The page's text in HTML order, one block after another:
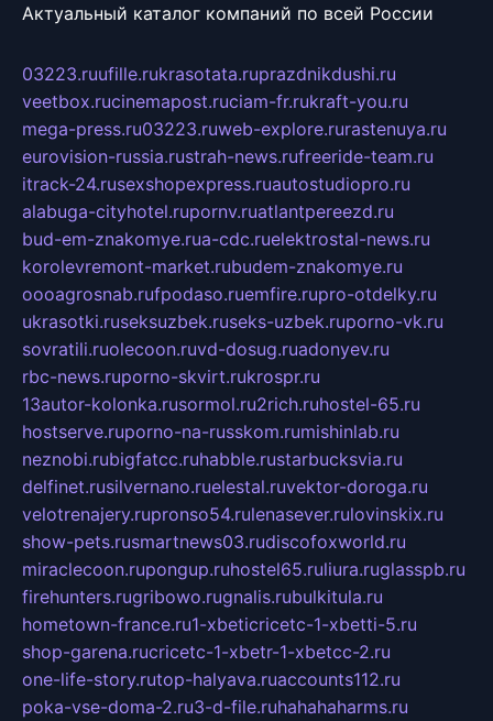
Актуальный каталог компаний по всей России
03223.ruufille.rukrasotata.ruprazdnikdushi.ru
veetbox.rucinemapost.ruciam-fr.rukraft-you.ru
mega-press.ru03223.ruweb-explore.rurastenuya.ru
eurovision-russia.rustrah-news.rufreeride-team.ru
itrack-24.rusexshopexpress.ruautostudiopro.ru
alabuga-cityhotel.rupornv.ruatlantpereezd.ru
bud-em-znakomye.rua-cdc.ruelektrostal-news.ru
korolevremont-market.rubudem-znakomye.ru
oooagrosnab.rufpodaso.ruemfire.rupro-otdelky.ru
ukrasotki.ruseksuzbek.ruseks-uzbek.ruporno-vk.ru
sovratili.ruolecoon.ruvd-dosug.ruadonyev.ru
rbc-news.ruporno-skvirt.rukrospr.ru
13autor-kolonka.rusormol.ru2rich.ruhostel-65.ru
hostserve.ruporno-na-russkom.rumishinlab.ru
neznobi.rubigfatcc.ruhabble.rustarbucksvia.ru
delfinet.rusilvernano.ruelestal.ruvektor-doroga.ru
velotrenajery.rupronso54.rulenasever.rulovinskix.ru
show-pets.rusmartnews03.rudiscofoxworld.ru
miraclecoon.rupongup.ruhostel65.ruliura.ruglasspb.ru
firehunters.rugribowo.rugnalis.rubulkitula.ru
hometown-france.ru1-xbeticricetc-1-xbetti-5.ru
shop-garena.rucricetc-1-xbetr-1-xbetcc-2.ru
one-life-story.rutop-halyava.ruaccounts112.ru
poka-vse-doma-2.ru3-d-file.ruhahahaharms.ru